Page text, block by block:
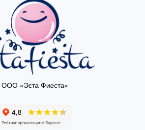
ООО «Эста Фиеста»